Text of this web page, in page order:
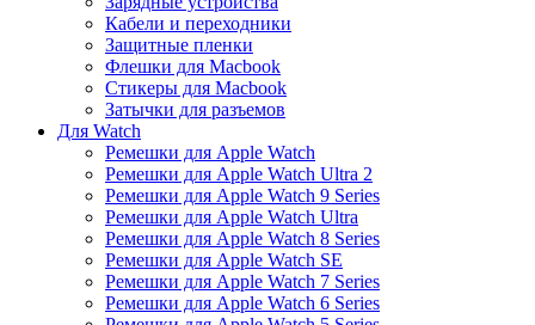
Кабели и переходники
Защитные пленки
Флешки для Macbook
Стикеры для Macbook
Затычки для разъемов
Для Watch
Ремешки для Apple Watch
Ремешки для Apple Watch Ultra 2
Ремешки для Apple Watch 9 Series
Ремешки для Apple Watch Ultra
Ремешки для Apple Watch 8 Series
Ремешки для Apple Watch SE
Ремешки для Apple Watch 7 Series
Ремешки для Apple Watch 6 Series